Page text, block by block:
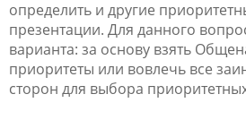
определить и другие
презентации. Для данного
варианта: за основу взять
приоритеты или вовлечь все
сторон для выбора